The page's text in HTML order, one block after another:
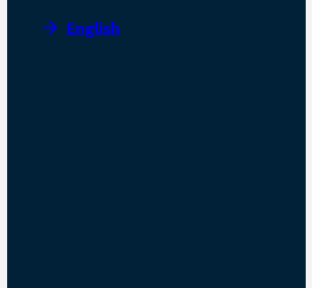
English